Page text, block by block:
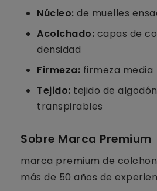
Núcleo: de muelles
Acolchado: capas de
densidad
Firmeza: firmeza media
Tejido: tejido de
transpirables
Sobre Marca Premium
marca premium de
más de 50 años de